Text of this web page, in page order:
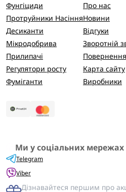
Фунгіциди
Протруйники Насіння
Десиканти
Мікродобрива
Прилипачі
Регулятори росту
Фуміганти
Про нас
Новини
Відгуки
Зворотній
Карта сайту
Виробники
Ми у соціальних мережах
Telegram
Viber
Дізнавайтеся першим про